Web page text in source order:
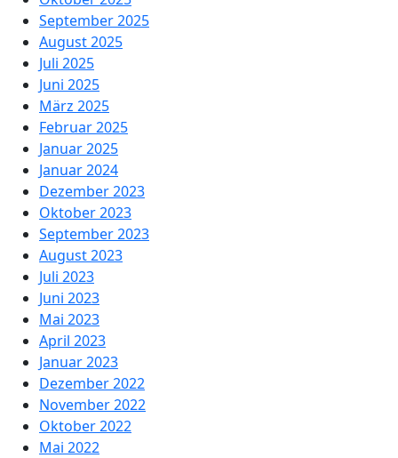
September 2025
August 2025
Juli 2025
Juni 2025
März 2025
Februar 2025
Januar 2025
Januar 2024
Dezember 2023
Oktober 2023
September 2023
August 2023
Juli 2023
Juni 2023
Mai 2023
April 2023
Januar 2023
Dezember 2022
November 2022
Oktober 2022
Mai 2022